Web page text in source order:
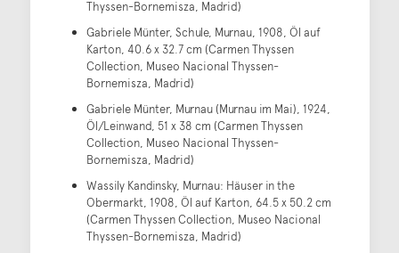
Thyssen-Bornemisza, Madrid)
Gabriele Münter, Schule, Murnau, 1908, Öl auf
Karton, 40.6 x 32.7 cm (Carmen Thyssen
Collection, Museo Nacional Thyssen-
Bornemisza, Madrid)
Gabriele Münter, Murnau (Murnau im Mai), 1924,
Öl/Leinwand, 51 x 38 cm (Carmen Thyssen
Collection, Museo Nacional Thyssen-
Bornemisza, Madrid)
Wassily Kandinsky, Murnau: Häuser in the
Obermarkt, 1908, Öl auf Karton, 64.5 x 50.2 cm
(Carmen Thyssen Collection, Museo Nacional
Thyssen-Bornemisza, Madrid)